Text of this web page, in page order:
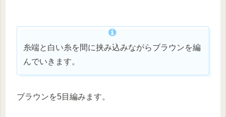
糸端と白い糸を間に挟み込みながらブラウンを編
んでいきます。
ブラウンを5目編みます。